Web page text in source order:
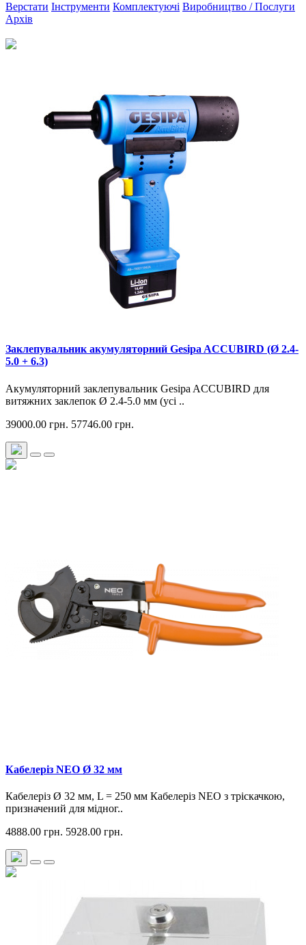
Верстати Інструменти Комплектуючі Виробництво / Послуги
Архів
Заклепувальник акумуляторний Gesipa ACCUBIRD (Ø 2.4-
5.0 + 6.3)
Акумуляторний заклепувальник Gesipa ACCUBIRD для
витяжних заклепок Ø 2.4-5.0 мм (усі ..
39000.00 грн. 57746.00 грн.
Кабелеріз NEO Ø 32 мм
Кабелеріз Ø 32 мм, L = 250 мм Кабелеріз NEO з тріскачкою,
призначений для мідног..
4888.00 грн. 5928.00 грн.